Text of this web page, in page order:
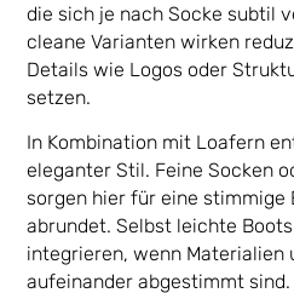
die sich je nach Socke subtil
cleane Varianten wirken
Details wie Logos oder
setzen.
In Kombination mit Loafern
eleganter Stil. Feine Socken
sorgen hier für eine stimmige
abrundet. Selbst leichte
integrieren, wenn Materialien
aufeinander abgestimmt